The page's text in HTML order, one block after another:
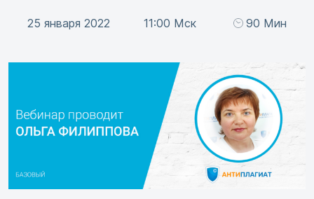
25 января 2022 11:00 Мск 90 Мин